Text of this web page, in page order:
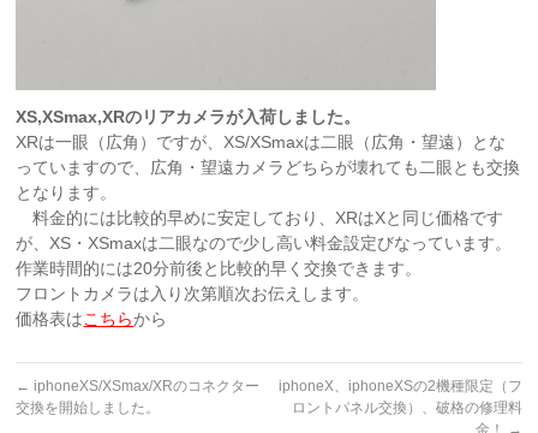
XS,XSmax,XRのリアカメラが入荷しました。
XRは一眼（広角）ですが、XS/XSmaxは二眼（広角・望遠）とな
っていますので、広角・望遠カメラどちらが壊れても二眼とも交換
となります。
料金的には比較的早めに安定しており、XRはXと同じ価格です
が、XS・XSmaxは二眼なので少し高い料金設定びなっています。
作業時間的には20分前後と比較的早く交換できます。
フロントカメラは入り次第順次お伝えします。
価格表はこちらから
← iphoneXS/XSmax/XRのコネクター
交換を開始しました。
iphoneX、iphoneXSの2機種限定（フ
ロントパネル交換）、破格の修理料
金！
→